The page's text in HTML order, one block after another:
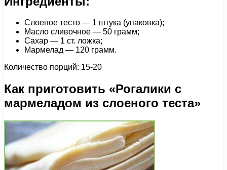
Слоеное тесто — 1 штука (упаковка);
Масло сливочное — 50 грамм;
Сахар — 1 ст. ложка;
Мармелад — 120 грамм.
Количество порций: 15-20
Как приготовить «Рогалики с
мармеладом из слоеного теста»